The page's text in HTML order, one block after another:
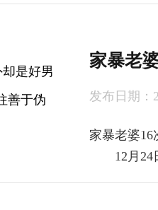
家暴老
发布日期：
家暴老婆
12月24日